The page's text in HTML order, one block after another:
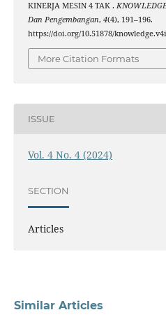
KINERJA MESIN 4 TAK .
Dan Pengembangan, 4(4), 191–196.
https://doi.org/10.51878/
More Citation Formats
ISSUE
Vol. 4 No. 4 (2024)
SECTION
Articles
Similar Articles